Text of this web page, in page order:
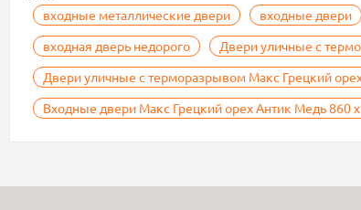
входные металлические двери
входные двери
входная дверь недорого
Двери уличные с
Двери уличные с терморазрывом Макс Грецкий
Входные двери Макс Грецкий орех Антик Медь 860